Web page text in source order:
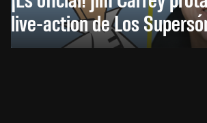
live-action de Los